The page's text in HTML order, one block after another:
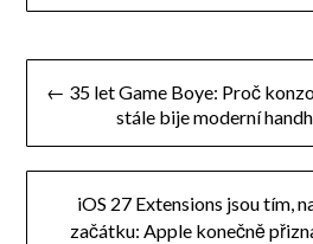
Navigace
příspěvek
← 35 let Game Boye: Proč
stále bije moderní
iOS 27 Extensions jsou tím,
začátku: Apple konečně